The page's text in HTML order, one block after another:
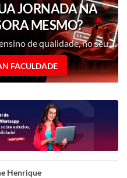
JORNADA NA
MESMO?
Transforme seu futuro com um ensino de qualidade, no seu ritmo, com uma metodologia inovadora e professores renomados.
FACULDADE
Henrique